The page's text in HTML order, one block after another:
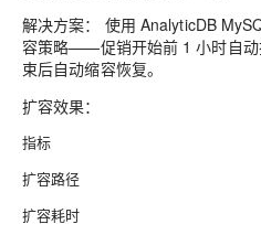
解决方案：
使用 AnalyticDB
容策略——促销开始前 1 小时自动
束后自动缩容恢复。
扩容效果：
指标
扩容路径
扩容耗时